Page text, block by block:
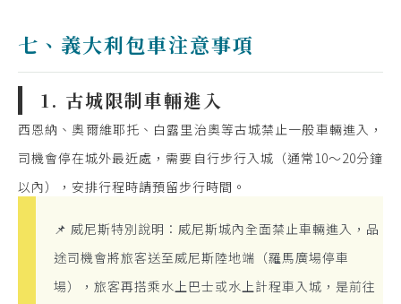
七、義大利包車注意事項
1. 古城限制車輛進入
西恩納、奧爾維耶托、白露里治奧等古城禁止一般車輛進入，
司機會停在城外最近處，需要自行步行入城（通常10〜20分鐘
以內），安排行程時請預留步行時間。
📌 威尼斯特別說明：威尼斯城內全面禁止車輛進入，品
途司機會將旅客送至威尼斯陸地端（羅馬廣場停車
場），旅客再搭乘水上巴士或水上計程車入城，是前往